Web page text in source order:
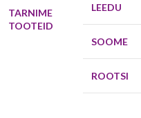
TARNIME
TOOTEID
LEEDU
SOOME
ROOTSI